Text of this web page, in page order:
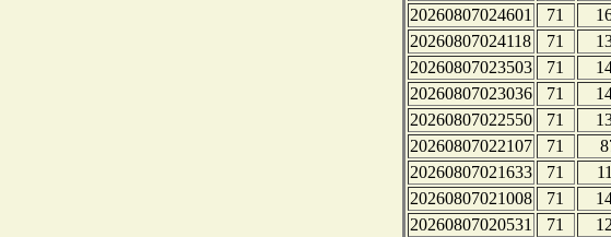
20260807024601
71
20260807024118
71
20260807023503
71
20260807023036
71
20260807022550
71
20260807022107
71
20260807021633
71
20260807021008
71
20260807020531
71